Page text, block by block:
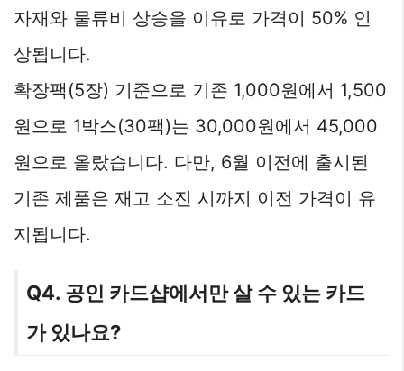
자재와 물류비 상승을 이유로 가격이 50% 인
상됩니다.
확장팩(5장) 기준으로 기존 1,000원에서 1,500
원으로 1박스(30팩)는 30,000원에서 45,000
원으로 올랐습니다. 다만, 6월 이전에 출시된
기존 제품은 재고 소진 시까지 이전 가격이 유
지됩니다.
Q4. 공인 카드샵에서만 살 수 있는 카드
가 있나요?